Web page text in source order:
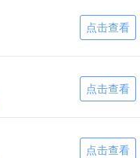
点击查看
点击查看
点击查看